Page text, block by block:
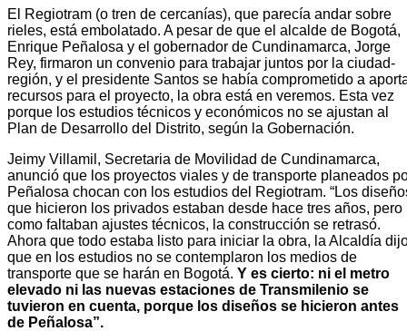
El Regiotram (o tren de cercanías), que parecía andar sobre
rieles, está embolatado. A pesar de que el alcalde de Bogotá,
Enrique Peñalosa y el gobernador de Cundinamarca, Jorge
Rey, firmaron un convenio para trabajar juntos por la ciudad-
región, y el presidente Santos se había comprometido a
recursos para el proyecto, la obra está en veremos. Esta vez
porque los estudios técnicos y económicos no se ajustan al
Plan de Desarrollo del Distrito, según la Gobernación.
Jeimy Villamil, Secretaria de Movilidad de Cundinamarca,
anunció que los proyectos viales y de transporte planeados
Peñalosa chocan con los estudios del Regiotram. “Los
que hicieron los privados estaban desde hace tres años, pero
como faltaban ajustes técnicos, la construcción se retrasó.
Ahora que todo estaba listo para iniciar la obra, la Alcaldía
que en los estudios no se contemplaron los medios de
transporte que se harán en Bogotá. Y es cierto: ni el metro
elevado ni las nuevas estaciones de Transmilenio se
tuvieron en cuenta, porque los diseños se hicieron antes
de Peñalosa”.